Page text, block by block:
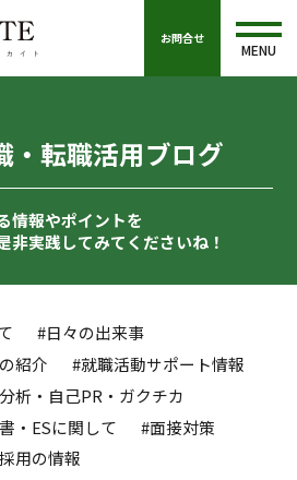
お問合せ
MENU
・転職活用ブログ
情報やポイントを
非実践してみてくださいね！
#日々の出来事
紹介
#就職活動サポート情報
析・自己PR・ガクチカ
・ESに関して
#面接対策
用の情報